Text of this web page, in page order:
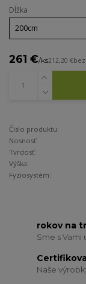
Dĺžka
261 €/ks212,20 €bez
Číslo produktu:
Nosnosť:
Tvrdosť:
Výška:
Fyziosystém:
rokov na
Sme s Vami
Naše